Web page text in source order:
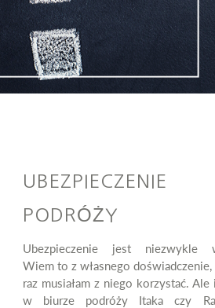
PODRÓŻY
Ubezpieczenie jest niezwykle
Wiem to z własnego
raz musiałam z niego korzystać. Ale
w biurze podróży Itaka czy